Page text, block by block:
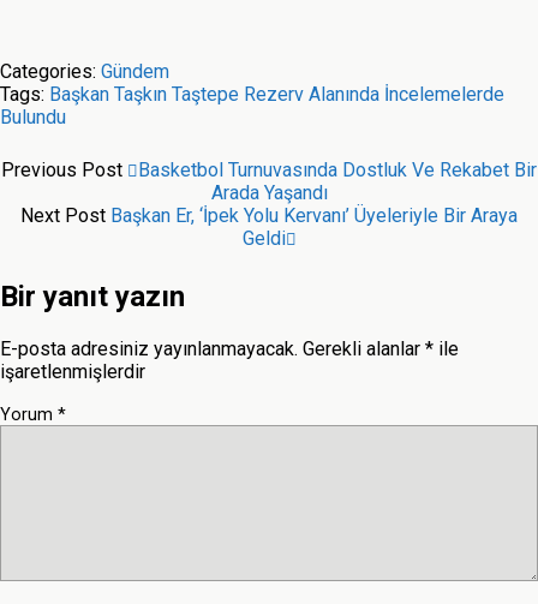
Categories: Gündem
Tags: Başkan Taşkın Taştepe Rezerv Alanında İncelemelerde
Bulundu
Previous Post
Basketbol Turnuvasında Dostluk Ve Rekabet Bir
Arada Yaşandı
Next Post Başkan Er, ‘İpek Yolu Kervanı’ Üyeleriyle Bir Araya
Geldi
Bir yanıt yazın
E-posta adresiniz yayınlanmayacak. Gerekli alanlar * ile
işaretlenmişlerdir
Yorum *